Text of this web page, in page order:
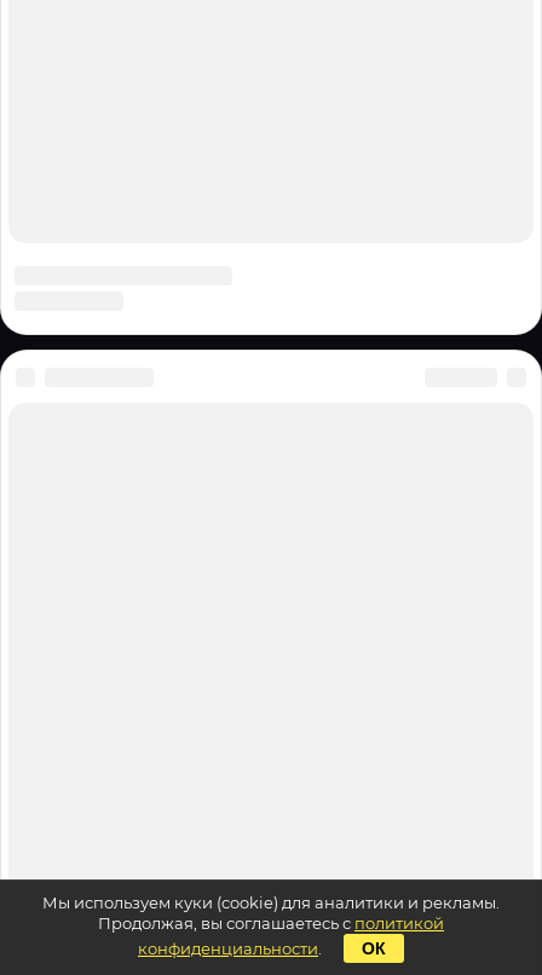
Мы используем куки (cookie) для аналитики и рекламы.
Продолжая, вы соглашаетесь с политикой
конфиденциальности
ОК